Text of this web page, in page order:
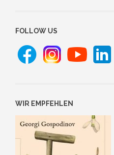
FOLLOW US
WIR EMPFEHLEN